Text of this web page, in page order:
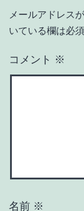
メールアドレス
いている欄は必
コメント ※
名前 ※